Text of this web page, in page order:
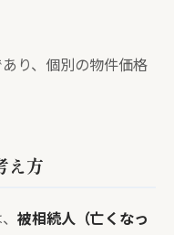
り、個別の物件価格
え方
被相続人（亡くなっ